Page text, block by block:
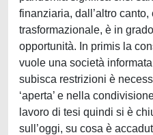
finanziaria, dall’altro
trasformazionale, è in
opportunità. In primis la
vuole una società
subisca restrizioni è
‘aperta’ e nella
lavoro di tesi quindi si è
sull’oggi, su cosa è